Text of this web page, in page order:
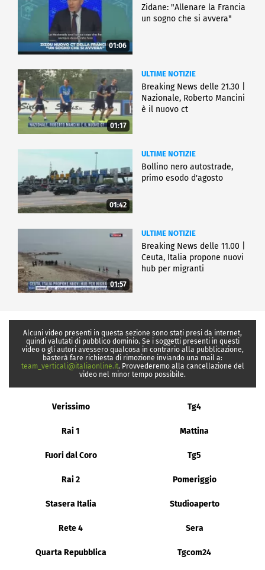
01:06
Zidane: "Allenare la Francia
un sogno che si avvera"
01:17
ULTIME NOTIZIE
Breaking News delle 21.30 |
Nazionale, Roberto Mancini
è il nuovo ct
01:42
ULTIME NOTIZIE
Bollino nero autostrade,
primo esodo d'agosto
01:57
ULTIME NOTIZIE
Breaking News delle 11.00 |
Ceuta, Italia propone nuovi
hub per migranti
Alcuni video presenti in questa sezione sono stati presi da internet,
quindi valutati di pubblico dominio. Se i soggetti presenti in questi
video o gli autori avessero qualcosa in contrario alla pubblicazione,
basterà fare richiesta di rimozione inviando una mail a:
team_verticali@italiaonline.it. Provvederemo alla cancellazione del
video nel minor tempo possibile.
Verissimo Tg4
Rai 1 Mattina
Fuori dal Coro Tg5
Rai 2 Pomeriggio
Stasera Italia Studioaperto
Rete 4 Sera
Quarta Repubblica Tgcom24